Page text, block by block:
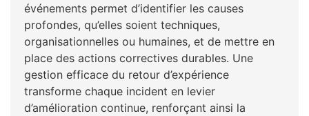
événements permet d’identifier les causes
profondes, qu’elles soient techniques,
organisationnelles ou humaines, et de mettre en
place des actions correctives durables. Une
gestion efficace du retour d’expérience
transforme chaque incident en levier
d’amélioration continue, renforçant ainsi la